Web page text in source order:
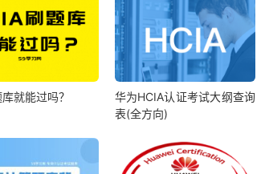
就能过吗？
华为HCIA认证考试大纲查询
表(全方向)